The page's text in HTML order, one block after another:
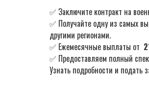
✅ Заключите контракт на
✅ Получайте одну из самых
другими регионами.
✅ Ежемесячные выплаты от
✅ Предоставляем полный
Узнать подробности и подать